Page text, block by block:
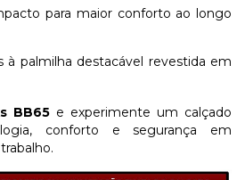
para maior conforto ao longo
à palmilha destacável revestida em
BB65 e experimente um calçado
conforto e segurança em